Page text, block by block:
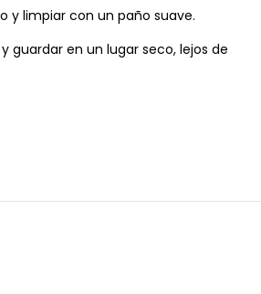
y limpiar con un paño suave.
guardar en un lugar seco, lejos de